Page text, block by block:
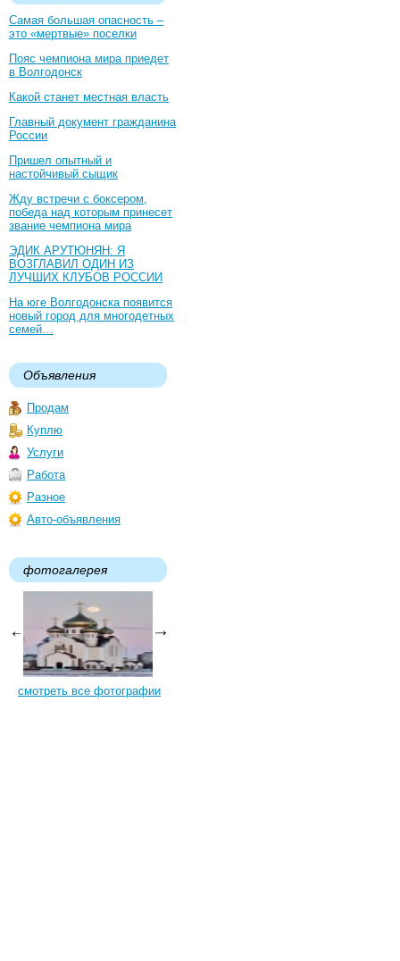
Самая большая опасность –
это «мертвые» поселки
Пояс чемпиона мира приедет
в Волгодонск
Какой станет местная власть
Главный документ гражданина
России
Пришел опытный и
настойчивый сыщик
Жду встречи с боксером,
победа над которым принесет
звание чемпиона мира
ЭДИК АРУТЮНЯН: Я
ВОЗГЛАВИЛ ОДИН ИЗ
ЛУЧШИХ КЛУБОВ РОССИИ
На юге Волгодонска появится
новый город для многодетных
семей…
Объявления
Продам
Куплю
Услуги
Работа
Разное
Авто-объявления
фотогалерея
смотреть все фотографии